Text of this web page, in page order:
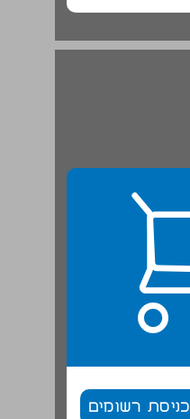
כניסת רשומים